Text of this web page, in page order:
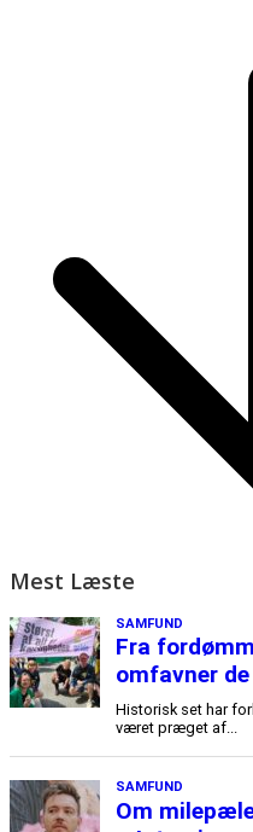
Mest Læste
SAMFUND
Fra
omfavner
Historisk set har
været præget af...
SAMFUND
Om